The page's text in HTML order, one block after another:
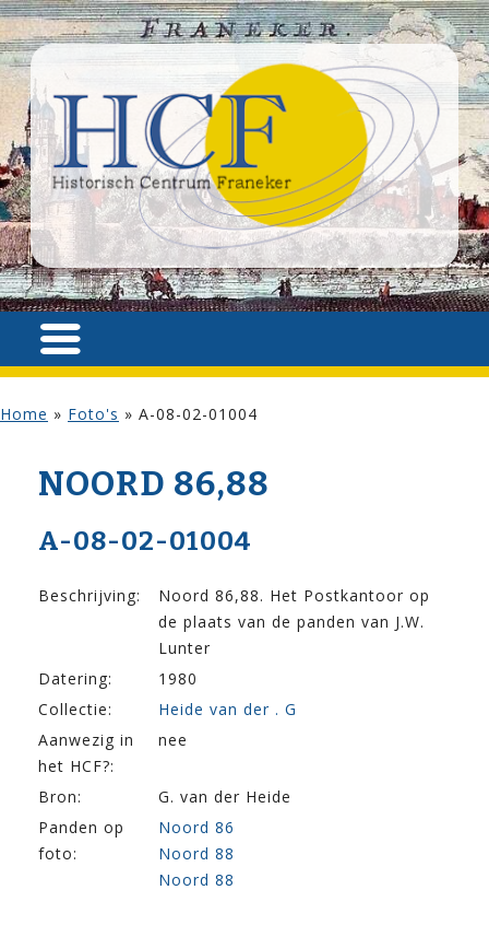
Home » Foto's » A-08-02-01004
NOORD 86,88
A-08-02-01004
Beschrijving:
Noord 86,88. Het Postkantoor op
de plaats van de panden van J.W.
Lunter
Datering:
1980
Collectie:
Heide van der . G
Aanwezig in
het HCF?:
nee
Bron:
G. van der Heide
Panden op
foto:
Noord 86
Noord 88
Noord 88